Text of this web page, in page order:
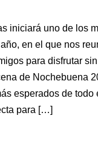
iniciará uno de los
en el que nos
para disfrutar
de Nochebuena
esperados de todo
para […]